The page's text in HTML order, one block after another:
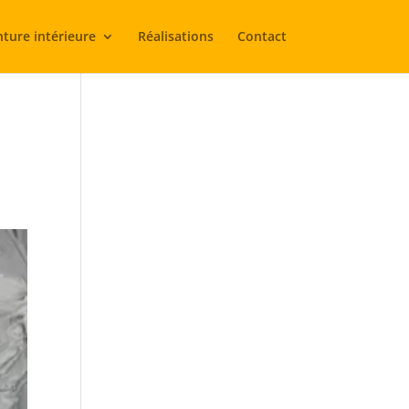
intérieure Réalisations Contact